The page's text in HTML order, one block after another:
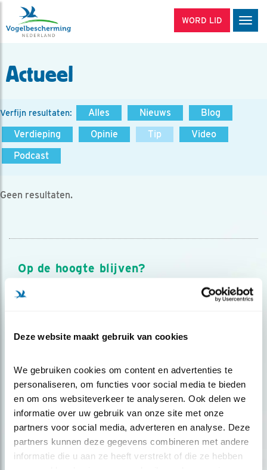
Deze website maakt gebruik van cookies
We gebruiken cookies om content en advertenties te
personaliseren, om functies voor social media te bieden
en om ons websiteverkeer te analyseren. Ook delen we
informatie over uw gebruik van onze site met onze
partners voor social media, adverteren en analyse. Deze
partners kunnen deze gegevens combineren met andere
informatie die u aan ze heeft verstrekt of die ze hebben
WORD LID
Actueel
Verfijn resultaten: Alles Nieuws
Blog
Verdieping
Opinie Tip
Video
Podcast
Geen resultaten.
Op de hoogte blijven?
Meld je aan en ontvang nieuws, inspiratie, acties en tips
over vogels en activiteiten van Vogelbescherming.